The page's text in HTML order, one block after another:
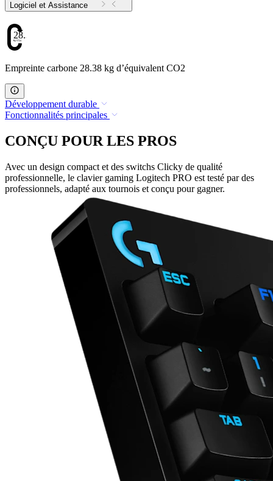
Logiciel et Assistance
28.38
Empreinte carbone 28.38 kg d’équivalent CO2
Développement durable
Fonctionnalités principales
CONÇU POUR LES PROS
Avec un design compact et des switchs Clicky de qualité
professionnelle, le clavier gaming Logitech PRO est testé par des
professionnels, adapté aux tournois et conçu pour gagner.